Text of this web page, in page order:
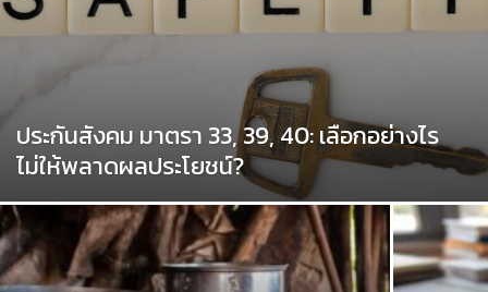
ประกันสังคม มาตรา 33, 39, 40: เลือกอย่างไร
ไม่ให้พลาดผลประโยชน์?